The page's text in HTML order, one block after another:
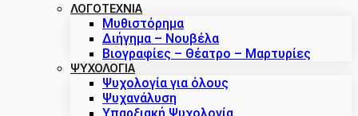
ΛΟΓΟΤΕΧΝΙΑ
Μυθιστόρημα
Διήγημα – Νουβέλα
Βιογραφίες – Θέατρο – Μαρτυρίες
ΨΥΧΟΛΟΓΙΑ
Ψυχολογία για όλους
Ψυχανάλυση
Υπαρξιακή Ψυχολογία